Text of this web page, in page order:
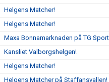
Helgens Matcher!
Helgens Matcher!
Maxa Bonnamarknaden på TG
Kansliet Valborgshelgen!
Helgens Matcher!
Helgens Matcher på Staffansvallen!